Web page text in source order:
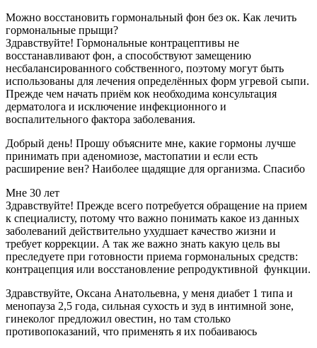
Можно восстановить гормональный фон без ок. Как лечить
гормональные прыщи?
Здравствуйте! Гормональные контрацептивы не
восстанавливают фон, а способствуют замещению
несбалансированного собственного, поэтому могут быть
использованы для лечения определённых форм угревой сыпи.
Прежде чем начать приём кок необходима консультация
дерматолога и исключение инфекционного и
воспалительного фактора заболевания.
Добрый день! Прошу объясните мне, какие гормоны лучше
принимать при аденомиозе, мастопатии и если есть
расширение вен? Наиболее щадящие для организма. Спасибо
Мне 30 лет
Здравствуйте! Прежде всего потребуется обращение на прием
к специалисту, потому что важно понимать какое из данных
заболеваний действительно ухудшает качество жизни и
требует коррекции. А так же важно знать какую цель вы
преследуете при готовности приема гормональных средств:
контрацепция или восстановление репродуктивной функции.
Здравствуйте, Оксана Анатольевна, у меня диабет 1 типа и
менопауза 2,5 года, сильная сухость и зуд в интимной зоне,
гинеколог предложил овестин, но там столько
противопоказаний, что применять я их побаиваюсь